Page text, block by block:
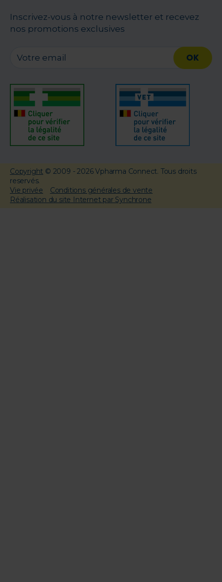
Inscrivez-vous à notre newsletter et recevez
nos promotions exclusives
OK
Copyright © 2009 - 2026 Vpharma Connect. Tous droits
reservés.
Vie privée
Conditions générales de vente
Réalisation du site Internet par Synchrone